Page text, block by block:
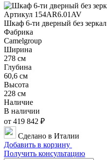
Артикул 154AR6.01AV
Шкаф 6-ти дверный без зеркал
Фабрика
Camelgroup
Ширина
278 см
Глубина
60,6 см
Высота
228 см
Наличие
В наличии
от 419 842 ₽
Сделано в Италии
Добавить в корзину
Получить консультацию